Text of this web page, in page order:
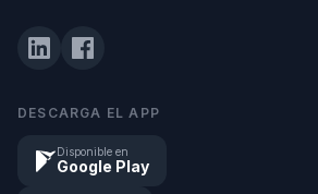
DESCARGA EL APP
Disponible en
Google Play